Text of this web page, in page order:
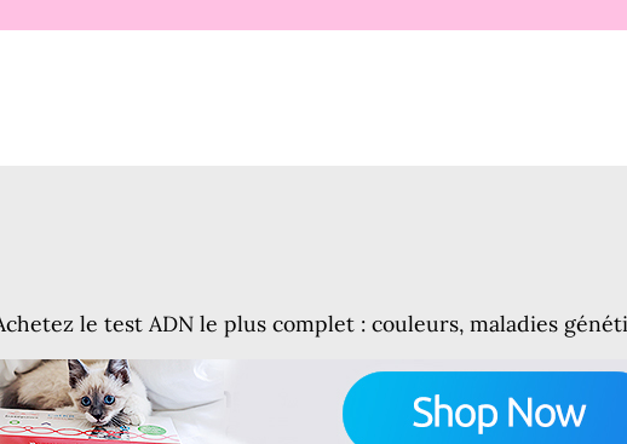
le test ADN le plus complet : couleurs, maladies